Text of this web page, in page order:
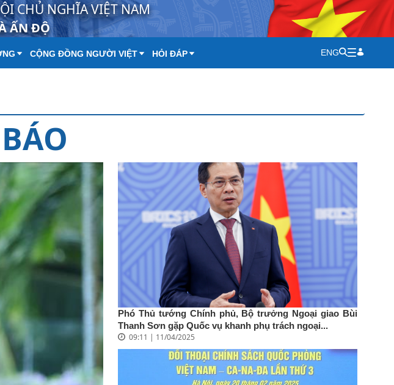
CHỦ NGHĨA VIỆT NAM
ẤN ĐỘ
CỘNG ĐỒNG NGƯỜI VIỆT HỎI ĐÁP ENG
Phó Thủ tướng Chính phủ, Bộ trưởng Ngoại giao Bùi
Thanh Sơn gặp Quốc vụ khanh phụ trách ngoại...
09:11 | 11/04/2025